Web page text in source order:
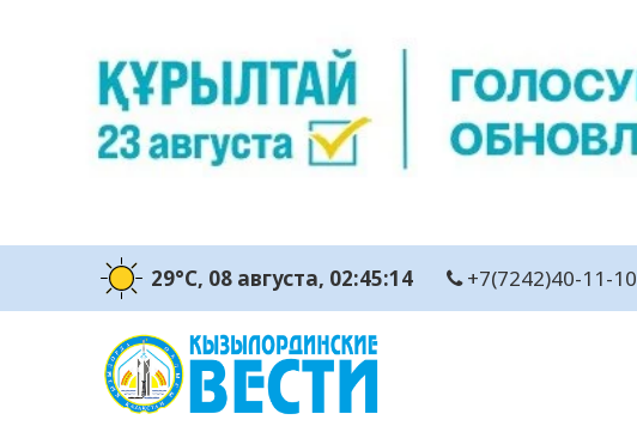
29°C, 08 августа, 02:45:16 +7(7242)40-11-10